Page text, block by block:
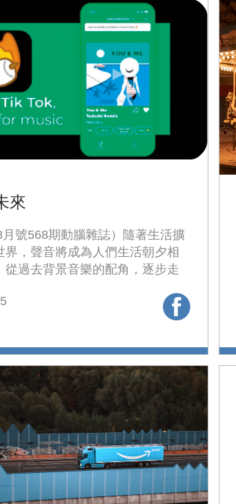
來
月號568期動腦雜誌）隨著生活擴
界，聲音將成為人們生活朝夕相
從過去背景音樂的配角，逐步走